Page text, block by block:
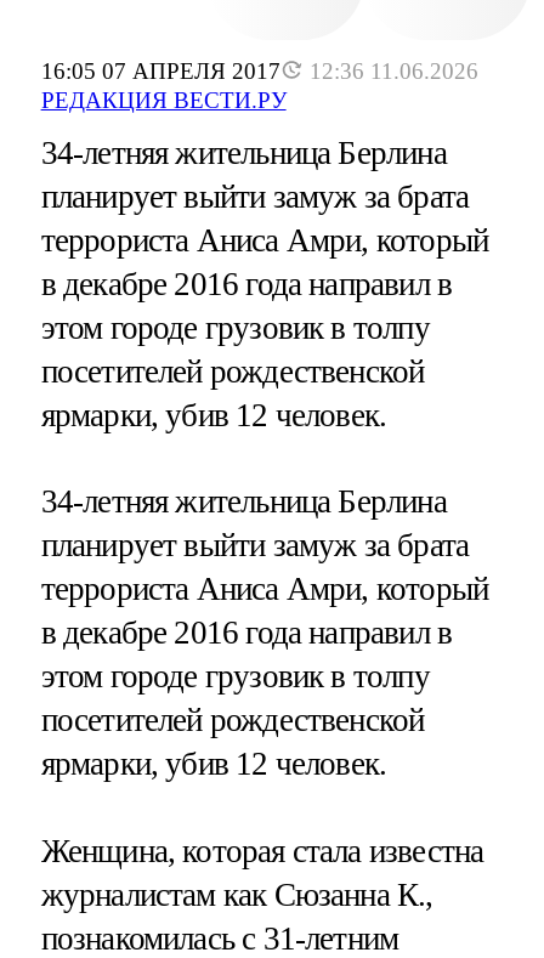
16:05 07 АПРЕЛЯ 2017
12:36 11.06.2026
РЕДАКЦИЯ ВЕСТИ.РУ
34-летняя жительница Берлина
планирует выйти замуж за брата
террориста Аниса Амри, который
в декабре 2016 года направил в
этом городе грузовик в толпу
посетителей рождественской
ярмарки, убив 12 человек.
34-летняя жительница Берлина
планирует выйти замуж за брата
террориста Аниса Амри, который
в декабре 2016 года направил в
этом городе грузовик в толпу
посетителей рождественской
ярмарки, убив 12 человек.
Женщина, которая стала известна
журналистам как Сюзанна К.,
познакомилась с 31-летним